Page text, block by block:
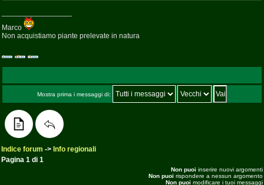
Marco
Non acquistiamo piante prelevate in natura
Mostra prima i messaggi di:
Indice forum -> Info regionali
Pagina 1 di 1
Non puoi inserire nuovi argomenti
Non puoi rispondere a nessun argomento
Non puoi modificare i tuoi messaggi